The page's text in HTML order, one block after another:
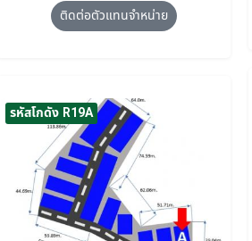
ติดต่อตัวแทนจำหน่าย
รหัสโกดัง R19A